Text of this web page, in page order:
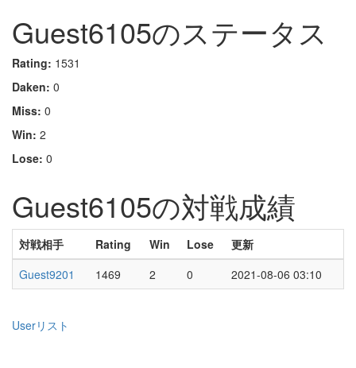
Guest6105のステータス
Rating: 1531
Daken: 0
Miss: 0
Win: 2
Lose: 0
Guest6105の対戦成績
対戦相手 Rating Win Lose
更新
Guest9201
1469 2 0 2021-08-06 03:10
Userリスト